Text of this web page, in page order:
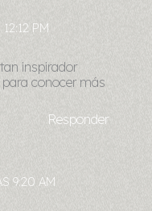
PM
inspirador
conocer más
Responder
9:20 AM